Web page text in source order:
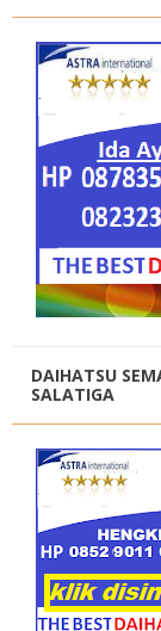
DAIHATSU
SALATIGA